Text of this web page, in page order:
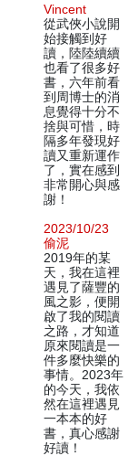
Vincent
從武俠小說開
始接觸到好
讀，陸陸續續
也看了很多好
書，六年前看
到周博士的消
息覺得十分不
捨與可惜，時
隔多年發現好
讀又重新運作
了，實在感到
非常開心與感
謝！
2023/10/23
偷泥
2019年的某
天，我在這裡
遇見了薩豐的
風之影，便開
啟了我的閱讀
之路，才知道
原來閱讀是一
件多麼快樂的
事情。2023年
的今天，我依
然在這裡遇見
一本本的好
書，真心感謝
好讀！